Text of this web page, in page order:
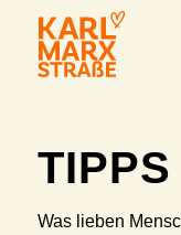
TIPPS
Was lieben